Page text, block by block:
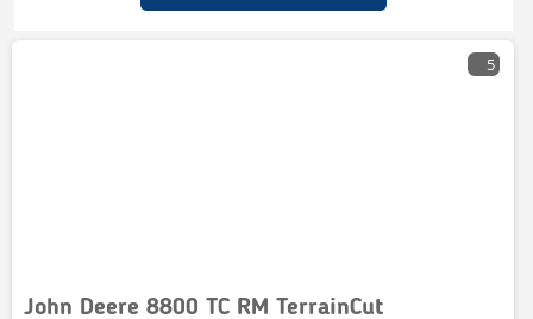
5
John Deere 8800 TC RM TerrainCut